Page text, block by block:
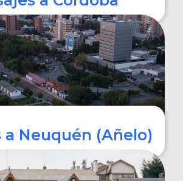
COMPRAR
a Neuquén (Añelo)
COMPRAR